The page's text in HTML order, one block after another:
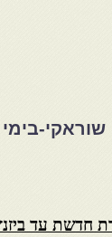
חדשת עד